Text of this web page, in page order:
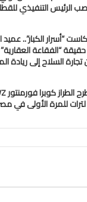
التنفيذي
“أسرار الكبار”..
“الفقاعة
السلاح إلى ريادة